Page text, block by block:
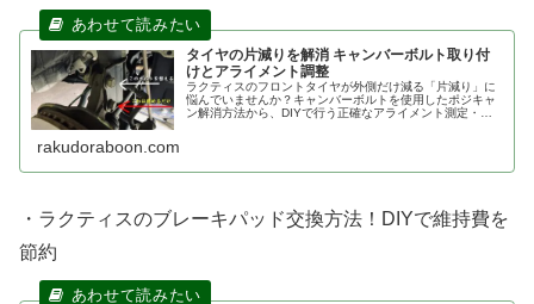
タイヤの片減りを解消 キャンバーボルト取り付
けとアライメント調整
ラクティスのフロントタイヤが外側だけ減る「片減り」に
悩んでいませんか？キャンバーボルトを使用したポジキャ
ン解消方法から、DIYで行う正確なアライメント測定・調
rakudoraboon.com
・ラクティスのブレーキパッド交換方法！DIYで維持費を
節約